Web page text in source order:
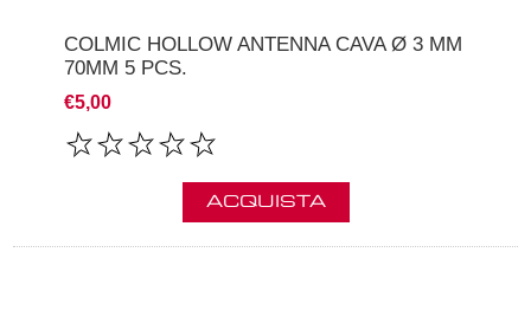
COLMIC HOLLOW ANTENNA CAVA Ø 3 MM
70MM 5 PCS.
€5,00
ACQUISTA